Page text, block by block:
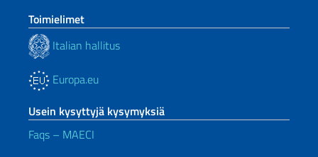
Toimielimet
Italian hallitus
Europa.eu
Usein kysyttyjä kysymyksiä
Faqs – MAECI